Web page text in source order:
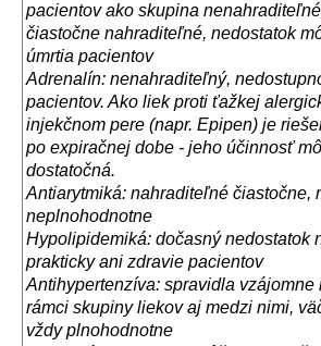
pacientov ako skupina nenahraditeľné
čiastočne nahraditeľné, nedostatok m
úmrtia pacientov
Adrenalín: nenahraditeľný,
pacientov. Ako liek proti ťažkej
injekčnom pere (napr. Epipen) je
po expiračnej dobe - jeho účinnosť mô
dostatočná.
Antiarytmiká: nahraditeľné čiastočne,
neplnohodnotne
Hypolipidemiká: dočasnýnedostatok
prakticky ani zdravie pacientov
Antihypertenzíva: spravidla vzájomne
rámci skupiny liekov aj medzi nimi, vä
vždy plnohodnotne